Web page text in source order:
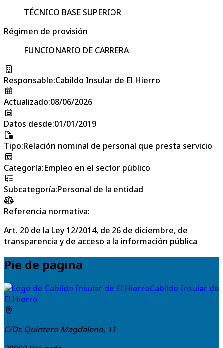
TÉCNICO BASE SUPERIOR
Régimen de provisión
FUNCIONARIO DE CARRERA
Responsable:Cabildo Insular de El Hierro
Actualizado:08/06/2026
Datos desde:01/01/2019
Tipo:Relación nominal de personal que presta servicio
Categoría:Empleo en el sector público
Subcategoría:Personal de la entidad
Referencia normativa:
Art. 20 de la Ley 12/2014, de 26 de diciembre, de
transparencia y de acceso a la información pública
Pie de página
Cabildo Insular de
El Hierro
C/Dr. Quintero Magdaleno, 11